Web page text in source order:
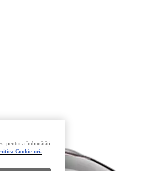
pentru a îmbunătăți
Cookie-uri.